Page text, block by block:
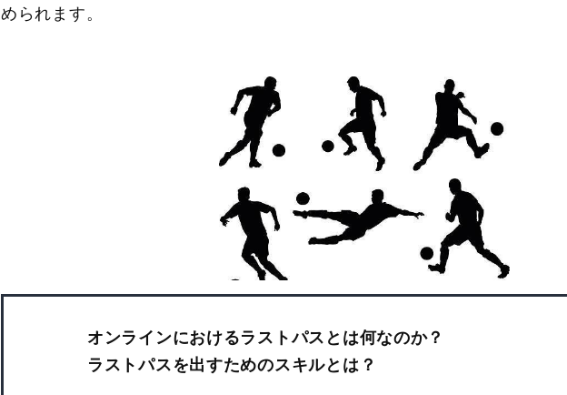
められます。
オンラインにおけるラストパスとは何なのか？
ラストパスを出すためのスキルとは？